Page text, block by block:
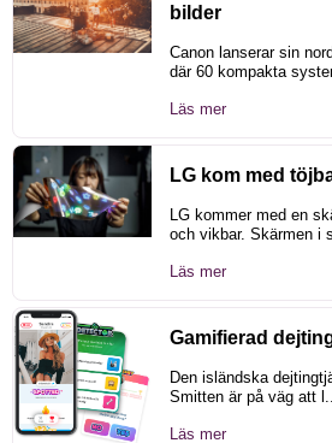
bilder
Canon lanserar sin
där 60 kompakta
Läs mer
LG kom med
LG kommer med en
och vikbar. Skärmen i
Läs mer
Gamifierad
Den isländska
Smitten är på väg att l...
Läs mer